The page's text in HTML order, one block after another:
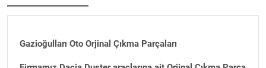
Gazioğulları Oto Orjinal Çıkma Parçaları